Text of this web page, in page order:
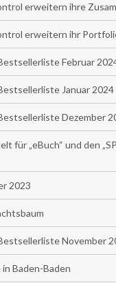
erweitern ihre
erweitern ihr
Februar
Januar 2024
Dezember
für „eBuch“ und den
2023
November
Baden-Baden